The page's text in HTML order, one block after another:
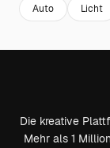
Auto Licht
Die kreative
Mehr als 1